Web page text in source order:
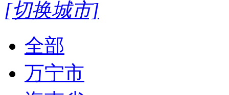
[切换城市]
全部
万宁市